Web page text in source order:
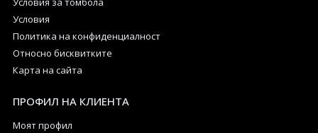
Условия
Политика на конфиденциалност
Относно бисквитките
Карта на сайта
ПРОФИЛ НА КЛИЕНТА
Моят профил